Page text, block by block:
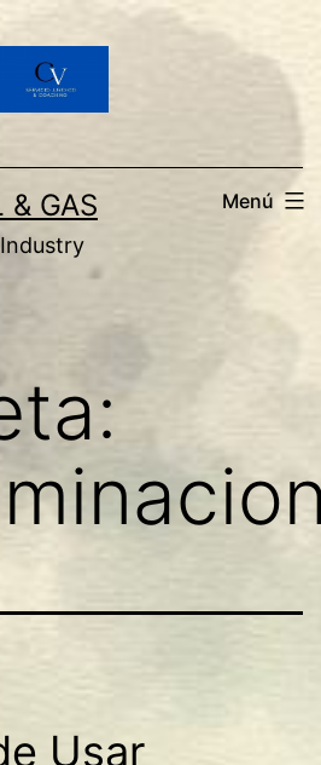
& GAS Menú
Usar